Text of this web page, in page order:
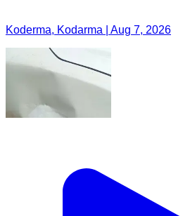
Koderma, Kodarma | Aug 7, 2026